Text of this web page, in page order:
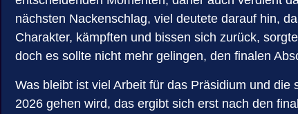
nächsten Nackenschlag, viel deutete darauf hin,
Charakter, kämpften und bissen sich zurück,
doch es sollte nicht mehr gelingen, den finalen
Was bleibt ist viel Arbeit für das Präsidium und
2026 gehen wird, das ergibt sich erst nach den